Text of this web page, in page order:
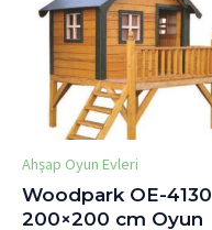
Ahşap Oyun Evleri
Woodpark OE-4130
200×200 cm Oyun